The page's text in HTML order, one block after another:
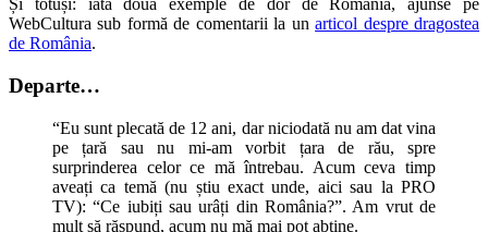
Și totuși: iată două exemple de dor de România, ajunse pe
WebCultura sub formă de comentarii la unarticol despre dragostea
de România.
Departe…
“Eu sunt plecată de 12 ani, dar niciodată nu am dat vina
pe țară sau nu mi-am vorbit țara de rău, spre
surprinderea celor ce mă întrebau. Acum ceva timp
aveați ca temă (nu știu exact unde, aici sau la PRO
TV): “Ce iubiți sau urâți din România?”. Am vrut de
mult să răspund, acum nu mă mai pot abține.